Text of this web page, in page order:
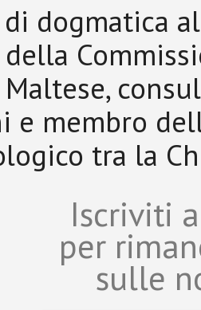
dogmatica
e membro
tra la
Iscriviti
per
sulle